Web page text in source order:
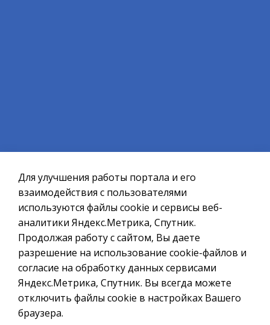
образования ЗАТО г.Североморск
При полном или частичном использовании материалов ссылка
на ресурс обязательна.
Если Вы обнаружили на странице ошибку, пожалуйста, выделите
курсором слово или фразу и нажмите сочетание клавиш
Ctrl+Enter
Политика в отношении обработки персональных данных
Создание сайта – Старт Икс
© 2010 - 2026
Для улучшения работы портала и его
взаимодействия с пользователями
используются файлы cookie и сервисы веб-
аналитики Яндекс.Метрика, Спутник.
Продолжая работу с сайтом, Вы даете
разрешение на использование cookie-файлов и
согласие на обработку данных сервисами
Яндекс.Метрика, Спутник. Вы всегда можете
отключить файлы cookie в настройках Вашего
браузера.